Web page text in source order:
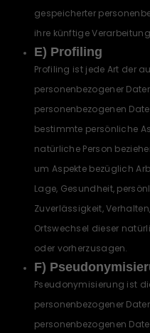
gespeicherter
ihre künftige
E) Profiling
Profiling ist jede Art der
personenbezogener
personenbezogenen
bestimmte persönliche
natürliche Person
um Aspekte bezüglich
Lage, Gesundheit,
Zuverlässigkeit,
Ortswechsel dieser
oder vorherzusagen.
F)
Pseudonymisierung ist
personenbezogener
personenbezogenen